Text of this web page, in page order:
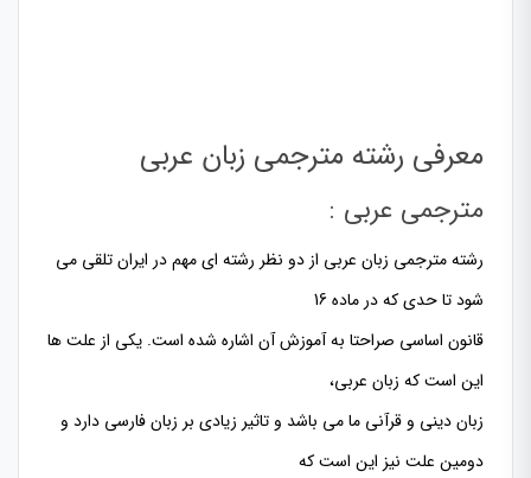
معرفی رشته مترجمی زبان عربی
مترجمی عربی :
رشته مترجمی زبان عربی از دو نظر رشته ای مهم در ایران تلقی می
شود تا حدی که در ماده 16
قانون اساسی صراحتا به آموزش آن اشاره شده است. یکی از علت ها
این است که زبان عربی،
زبان دینی و قرآنی ما می باشد و تاثیر زیادی بر زبان فارسی دارد و
دومین علت نیز این است که